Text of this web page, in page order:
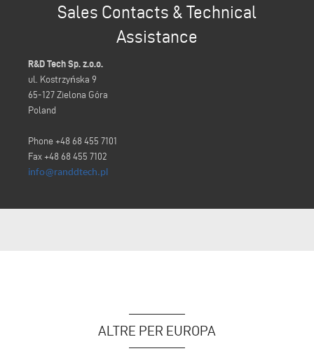
Sales Contacts & Technical
Assistance
R&D Tech Sp. z.o.o.
ul. Kostrzyńska 9
65-127 Zielona Góra
Poland
Phone +48 68 455 7101
Fax +48 68 455 7102
info@randdtech.pl
ALTRE PER EUROPA